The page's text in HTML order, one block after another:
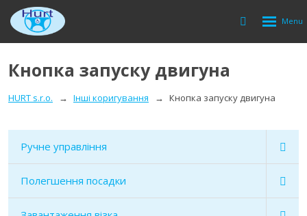
Vyhledávání
Rozbalení
Кнопка запуску двигуна
HURT s.r.o. Інші коригування Кнопка запуску двигуна
Ручне управління
Полегшення посадки